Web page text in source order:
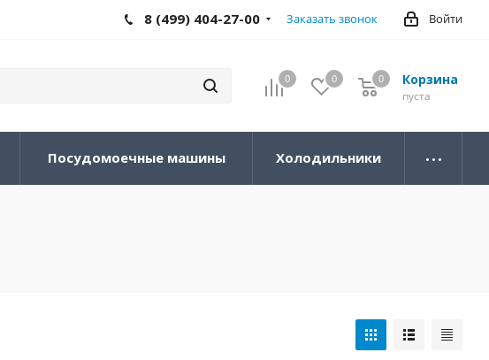
Войти
8 (499) 404-27-00 Заказать звонок
0 0 Корзина
0
пуста
0
Посудомоечные машины Холодильники